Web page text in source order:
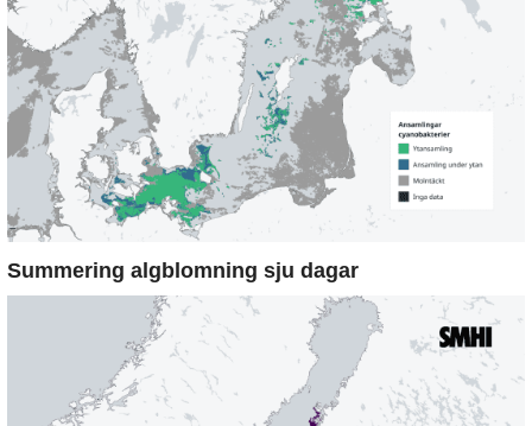
Summering algblomning sju dagar